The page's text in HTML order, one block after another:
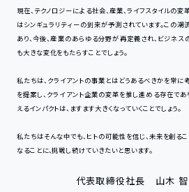
現在、テクノロジーによる社会、産業、ライフスタイルの
はシンギュラリティーの到来が予測されています。この
あり、今後、産業のあらゆる分野が再定義され、ビジネ
も大きな変化をもたらすことでしょう。
私たちは、クライアントの事業とはどうあるべきかを常に
を提案し、クライアント企業の変革を推し進める存在で
えるインパクトは、ますます大きくなっていくことでしょう。
私たちはそんな中でも、ヒトの可能性を信じ、未来を創る
なることに、挑戦し続けていきたいと思います。
代表取締役社長 山木 智